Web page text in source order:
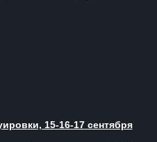
15-16-17 сентября